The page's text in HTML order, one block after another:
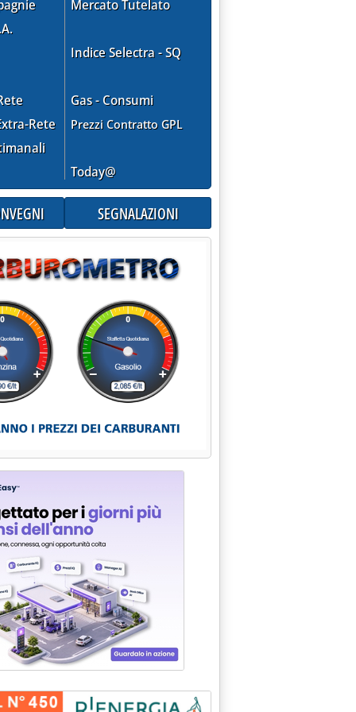
Rete
Mercato Tutelato
Indice Selectra - SQ
Gas - Consumi
Prezzi Contratto GPL
Today@
SEGNALAZIONI